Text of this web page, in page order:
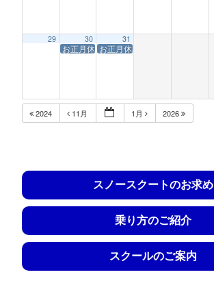
29 30
お正月休み
31
お正月休み
2024 11月 1月 2026
スノースクートのお求め
乗り方のご紹介
スクールのご案内